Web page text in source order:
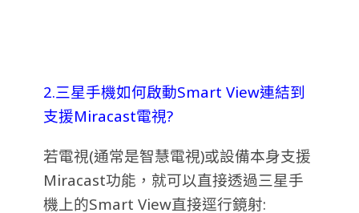
2.三星手機如何啟動Smart View連結到
支援Miracast電視?
若電視(通常是智慧電視)或設備本身支援
Miracast功能，就可以直接透過三星手
機上的Smart View直接逕行鏡射: